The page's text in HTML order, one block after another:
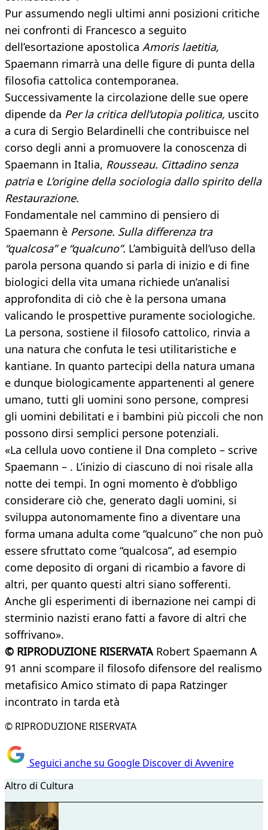
Pur assumendo negli ultimi anni posizioni critiche
nei confronti di Francesco a seguito
dell’esortazione apostolica Amoris laetitia,
Spaemann rimarrà una delle figure di punta della
filosofia cattolica contemporanea.
Successivamente la circolazione delle sue opere
dipende da Per la critica dell’utopia politica, uscito
a cura di Sergio Belardinelli che contribuisce nel
corso degli anni a promuovere la conoscenza di
Spaemann in Italia, Rousseau. Cittadino senza
patriae L’origine della sociologia dallo spirito della
Restaurazione.
Fondamentale nel cammino di pensiero di
Spaemann è Persone. Sulla differenza tra
“qualcosa” e “qualcuno”. L’ambiguità dell’uso della
parola persona quando si parla di inizio e di fine
biologici della vita umana richiede un’analisi
approfondita di ciò che è la persona umana
valicando le prospettive puramente sociologiche.
La persona, sostiene il filosofo cattolico, rinvia a
una natura che confuta le tesi utilitaristiche e
kantiane. In quanto partecipi della natura umana
e dunque biologicamente appartenenti al genere
umano, tutti gli uomini sono persone, compresi
gli uomini debilitati e i bambini più piccoli che non
possono dirsi semplici persone potenziali.
«La cellula uovo contiene il Dna completo – scrive
Spaemann – . L’inizio di ciascuno di noi risale alla
notte dei tempi. In ogni momento è d’obbligo
considerare ciò che, generato dagli uomini, si
sviluppa autonomamente fino a diventare una
forma umana adulta come “qualcuno” che non può
essere sfruttato come “qualcosa”, ad esempio
come deposito di organi di ricambio a favore di
altri, per quanto questi altri siano sofferenti.
Anche gli esperimenti di ibernazione nei campi di
sterminio nazisti erano fatti a favore di altri che
soffrivano».
© RIPRODUZIONE RISERVATARobert Spaemann A
91 anni scompare il filosofo difensore del realismo
metafisico Amico stimato di papa Ratzinger
incontrato in tarda età
© RIPRODUZIONE RISERVATA
Seguici anche su Google Discover di Avvenire
Altro di Cultura